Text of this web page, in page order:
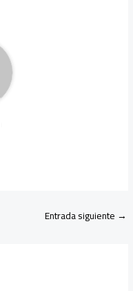
Entrada siguiente →